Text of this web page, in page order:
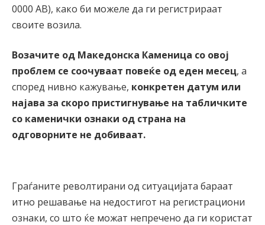
0000 AB), како би можеле да ги регистрираат
своите возила.
Возачите од Македонска Каменица со овој
проблем се соочуваат повеќе од еден месец, а
според нивно кажување, конкретен датум или
најава за скоро пристигнување на табличките
со каменички ознаки од страна на
одговорните не добиваат.
Граѓаните револтирани од ситуацијата бараат
итно решавање на недостигот на регистрациони
ознаки, со што ќе можат непречено да ги користат